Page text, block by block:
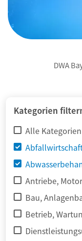
DWA
Kategorien
Alle Kategorien
Antriebe,
Bau,
Betrieb,